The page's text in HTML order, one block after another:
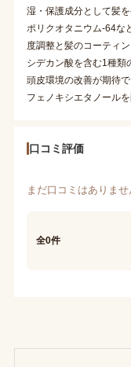
湿・保護成分として髪
ポリクオタニウム-64な
度調整と髪のコーティ
シデカン酸を含む1種類
頭皮環境の改善が期待
フェノキシエタノール
口コミ評価
まだ口コミはありま
全0件